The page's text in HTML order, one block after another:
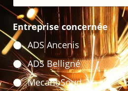
Entreprise concernée
ADS Ancenis
ADS Belligné
MecanoSoud